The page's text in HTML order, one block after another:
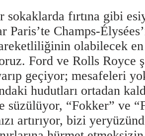
sokaklarda fırtına gibi
Paris’te Champs-
olabilecek
Ford ve Rolls Royce
yarıp geçiyor; mesafeleri
hudutları ortadan
süzülüyor, “Fokker” ve
artırıyor, bizi